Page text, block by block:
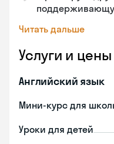
Читать дальше
Услуги и цены
Английский язык
Мини-курс для
Уроки для детей